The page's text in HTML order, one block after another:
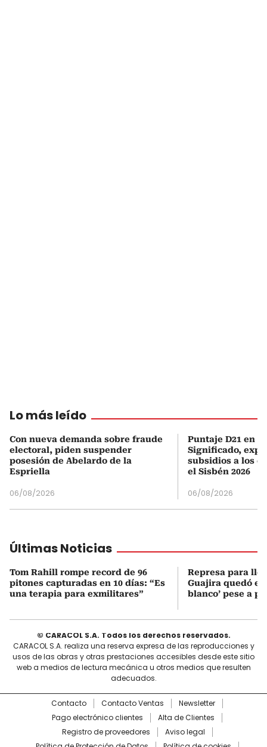
Lo más leído
Con nueva demanda sobre fraude
electoral, piden suspender
posesión de Abelardo de la
Espriella
06/08/2026
Puntaje D21 en
Significado,
subsidios a los
el Sisbén 2026
06/08/2026
Últimas Noticias
Tom Rahill rompe record de 96
pitones capturadas en 10 días: “Es
una terapia para exmilitares”
Represa para
Guajira quedó en
blanco’ pese a
© CARACOL S.A. Todos los derechos reservados.
CARACOL S.A. realiza una reserva expresa de las reproducciones y
usos de las obras y otras prestaciones accesibles desde este sitio
web a medios de lectura mecánica u otros medios que resulten
adecuados.
Contacto Contacto Ventas
Newsletter
Pago electrónico clientes
Alta de Clientes
Registro de proveedores
Aviso legal